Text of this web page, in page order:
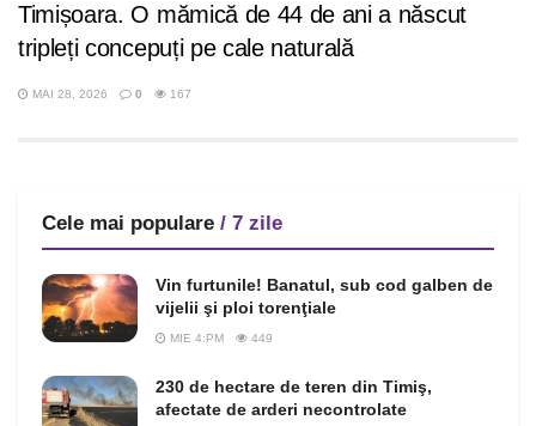
Timișoara. O mămică de 44 de ani a născut
tripleți concepuți pe cale naturală
MAI 28, 2026 0 167
Cele mai populare / 7 zile
Vin furtunile! Banatul, sub cod galben de
vijelii şi ploi torenţiale
MIE 4:PM 449
230 de hectare de teren din Timiş,
afectate de arderi necontrolate